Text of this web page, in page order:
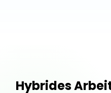
Hybrides